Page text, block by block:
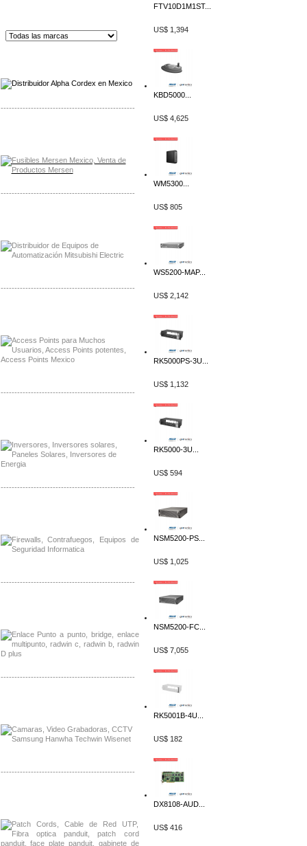
-------------------------------------------------
-------------------------------------------------
-------------------------------------------------
-------------------------------------------------
-------------------------------------------------
-------------------------------------------------
-------------------------------------------------
-------------------------------------------------
FTV10D1M1ST...
US$ 1,394
KBD5000...
US$ 4,625
WM5300...
US$ 805
WS5200-MAP...
US$ 2,142
RK5000PS-3U...
US$ 1,132
RK5000-3U...
US$ 594
NSM5200-PS...
US$ 1,025
NSM5200-FC...
US$ 7,055
RK5001B-4U...
US$ 182
DX8108-AUD...
US$ 416